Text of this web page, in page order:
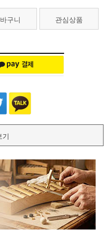
구니 관심상품
기